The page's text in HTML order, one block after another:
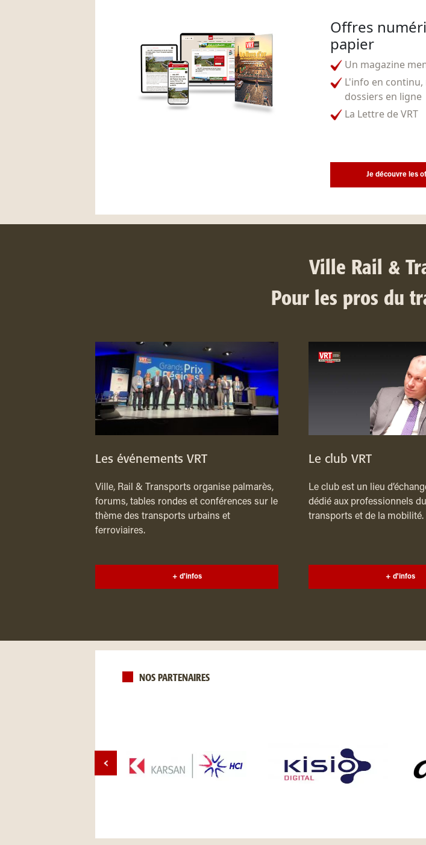
Offres
papier
Un magazine
L'info en continu,
dossiers en ligne
La Lettre de VRT
Je découvre les
Ville Rail &
Pour les pros du
Les événements VRT
Ville, Rail & Transports organise palmarès,
forums, tables rondes et conférences sur le
thème des transports urbains et
ferroviaires.
+ d'infos
Le club VRT
Le club est un lieu
dédié aux professionnels
transports et de la mobilité.
+ d'infos
NOS PARTENAIRES